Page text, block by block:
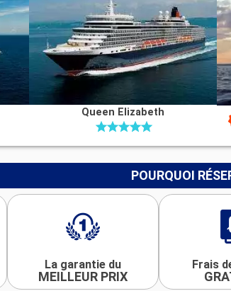
Queen Elizabeth
POURQUOI
La garantie du
MEILLEUR PRIX
Frais